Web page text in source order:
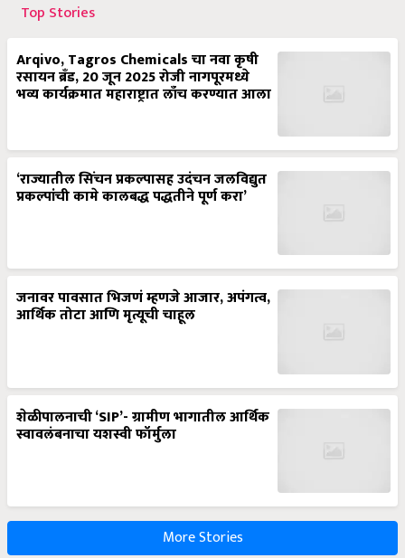
Top Stories
Arqivo, Tagros Chemicals चा नवा कृषी
रसायन ब्रँड, 20 जून 2025 रोजी नागपूरमध्ये
भव्य कार्यक्रमात महाराष्ट्रात लाँच करण्यात आला
‘राज्यातील सिंचन प्रकल्पासह उदंचन जलविद्युत
प्रकल्पांची कामे कालबद्ध पद्धतीने पूर्ण करा’
जनावर पावसात भिजणं म्हणजे आजार, अपंगत्व,
आर्थिक तोटा आणि मृत्यूची चाहूल
शेळीपालनाची ‘SIP’- ग्रामीण भागातील आर्थिक
स्वावलंबनाचा यशस्वी फॉर्मुला
More Stories